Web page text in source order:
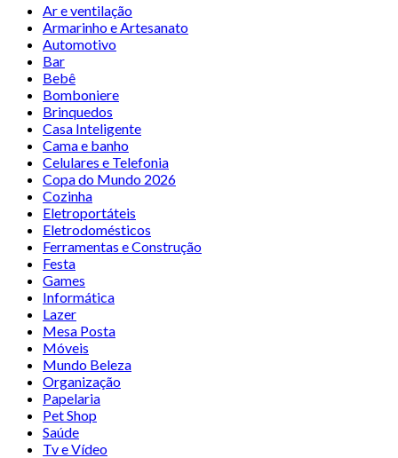
Ar e ventilação
Armarinho e Artesanato
Automotivo
Bar
Bebê
Bomboniere
Brinquedos
Casa Inteligente
Cama e banho
Celulares e Telefonia
Copa do Mundo 2026
Cozinha
Eletroportáteis
Eletrodomésticos
Ferramentas e Construção
Festa
Games
Informática
Lazer
Mesa Posta
Móveis
Mundo Beleza
Organização
Papelaria
Pet Shop
Saúde
Tv e Vídeo